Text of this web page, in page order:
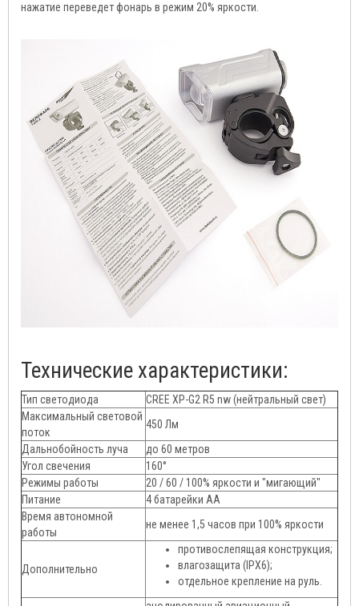
нажатие переведет фонарь в режим 20% яркости.
Технические характеристики:
Тип светодиода
CREE XP-G2 R5 nw (нейтральный свет)
Максимальный световой
поток
450 Лм
Дальнобойность луча
до 60 метров
Угол свечения
160°
Режимы работы
20 / 60 / 100% яркости и "мигающий"
Питание
4 батарейки АА
Время автономной
работы
не менее 1,5 часов при 100% яркости
Дополнительно
противослепящая конструкция;
влагозащита (IPX6);
отдельное крепление на руль.